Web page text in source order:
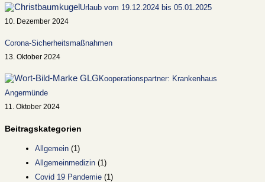
Urlaub vom 19.12.2024 bis 05.01.2025
10. Dezember 2024
Corona-Sicherheitsmaßnahmen
13. Oktober 2024
Kooperationspartner: Krankenhaus
Angermünde
11. Oktober 2024
Beitragskategorien
Allgemein(1)
Allgemeinmedizin(1)
Covid 19 Pandemie(1)